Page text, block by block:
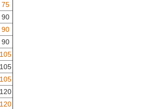
75
90
90
90
105
105
105
120
120